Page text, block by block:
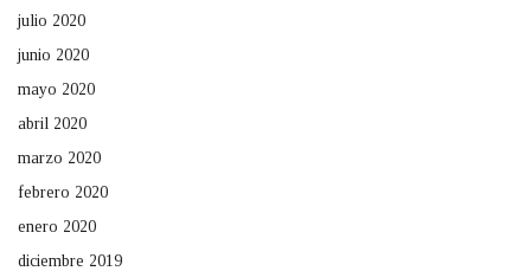
julio 2020
junio 2020
mayo 2020
abril 2020
marzo 2020
febrero 2020
enero 2020
diciembre 2019